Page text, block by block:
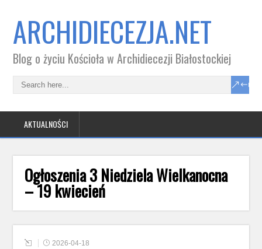
ARCHIDIECEZJA.NET
Blog o życiu Kościoła w Archidiecezji Białostockiej
AKTUALNOŚCI
Ogłoszenia 3 Niedziela Wielkanocna
– 19 kwiecień
2026-04-18